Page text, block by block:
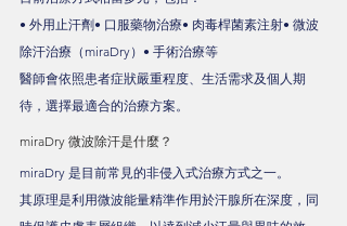
• 外用止汗劑• 口服藥物治療• 肉毒桿菌素注射• 微波
除汗治療（miraDry）• 手術治療等
醫師會依照患者症狀嚴重程度、生活需求及個人期
待，選擇最適合的治療方案。
miraDry 微波除汗是什麼？
miraDry 是目前常見的非侵入式治療方式之一。
其原理是利用微波能量精準作用於汗腺所在深度，同